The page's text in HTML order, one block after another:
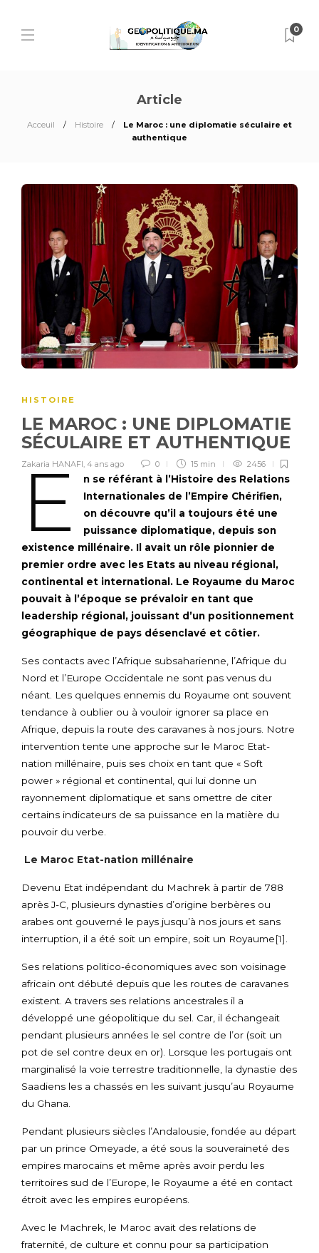
0
Article
Acceuil Histoire
Le Maroc : une diplomatie séculaire et
authentique
HISTOIRE
LE MAROC : UNE DIPLOMATIE
SÉCULAIRE ET AUTHENTIQUE
Zakaria HANAFI, 4 ans ago 0 15 min 2456
E
n se référant à l’Histoire des Relations
Internationales de l’Empire Chérifien,
on découvre qu’il a toujours été une
puissance diplomatique, depuis son
existence millénaire. Il avait un rôle pionnier de
premier ordre avec les Etats au niveau régional,
continental et international. Le Royaume du Maroc
pouvait à l’époque se prévaloir en tant que
leadership régional, jouissant d’un positionnement
géographique de pays désenclavé et côtier.
Ses contacts avec l’Afrique subsaharienne, l’Afrique du
Nord et l’Europe Occidentale ne sont pas venus du
néant. Les quelques ennemis du Royaume ont souvent
tendance à oublier ou à vouloir ignorer sa place en
Afrique, depuis la route des caravanes à nos jours. Notre
intervention tente une approche sur le Maroc Etat-
nation millénaire, puis ses choix en tant que « Soft
power » régional et continental, qui lui donne un
rayonnement diplomatique et sans omettre de citer
certains indicateurs de sa puissance en la matière du
pouvoir du verbe.
Le Maroc Etat-nation millénaire
Devenu Etat indépendant du Machrek à partir de 788
après J-C, plusieurs dynasties d’origine berbères ou
arabes ont gouverné le pays jusqu’à nos jours et sans
interruption, il a été soit un empire, soit un Royaume[1].
Ses relations politico-économiques avec son voisinage
africain ont débuté depuis que les routes de caravanes
existent. A travers ses relations ancestrales il a
développé une géopolitique du sel. Car, il échangeait
pendant plusieurs années le sel contre de l’or (soit un
pot de sel contre deux en or). Lorsque les portugais ont
marginalisé la voie terrestre traditionnelle, la dynastie des
Saadiens les a chassés en les suivant jusqu’au Royaume
du Ghana.
Pendant plusieurs siècles l’Andalousie, fondée au départ
par un prince Omeyade, a été sous la souveraineté des
empires marocains et même après avoir perdu les
territoires sud de l’Europe, le Royaume a été en contact
étroit avec les empires européens.
Avec le Machrek, le Maroc avait des relations de
fraternité, de culture et connu pour sa participation